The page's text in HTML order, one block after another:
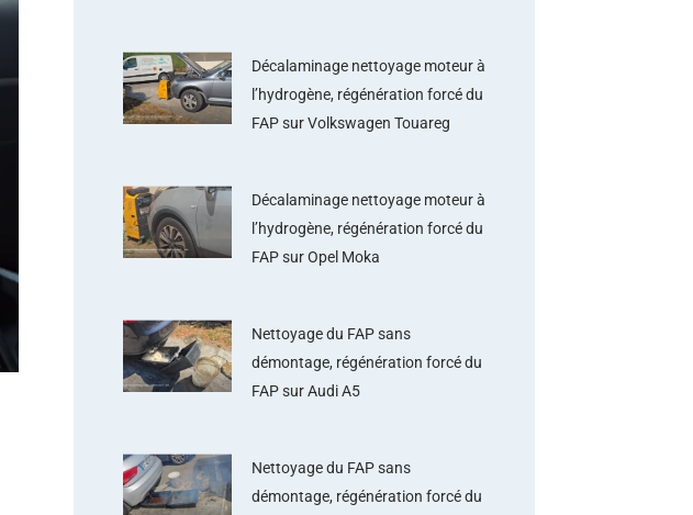
Décalaminage nettoyage moteur à
l’hydrogène, régénération forcé du
FAP sur Volkswagen Touareg
Décalaminage nettoyage moteur à
l’hydrogène, régénération forcé du
FAP sur Opel Moka
Nettoyage du FAP sans
démontage, régénération forcé du
FAP sur Audi A5
Nettoyage du FAP sans
démontage, régénération forcé du